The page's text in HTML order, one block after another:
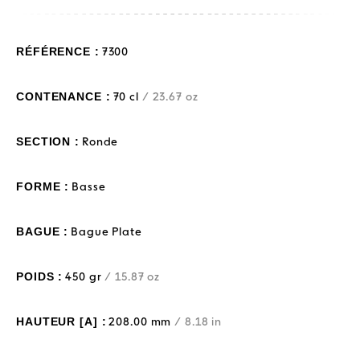
RÉFÉRENCE : 7300
CONTENANCE : 70 cl / 23.67 oz
SECTION : Ronde
FORME : Basse
BAGUE : Bague Plate
POIDS : 450 gr / 15.87 oz
HAUTEUR [A] : 208.00 mm / 8.18 in